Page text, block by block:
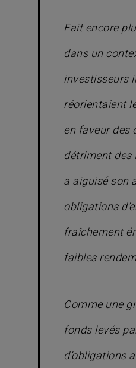
Fait encore
dans un
investisseurs
réorientaient
en faveur des
détriment des
a aiguisé son
obligations
fraîchement
faibles
Comme une
fonds levés
d’obligations